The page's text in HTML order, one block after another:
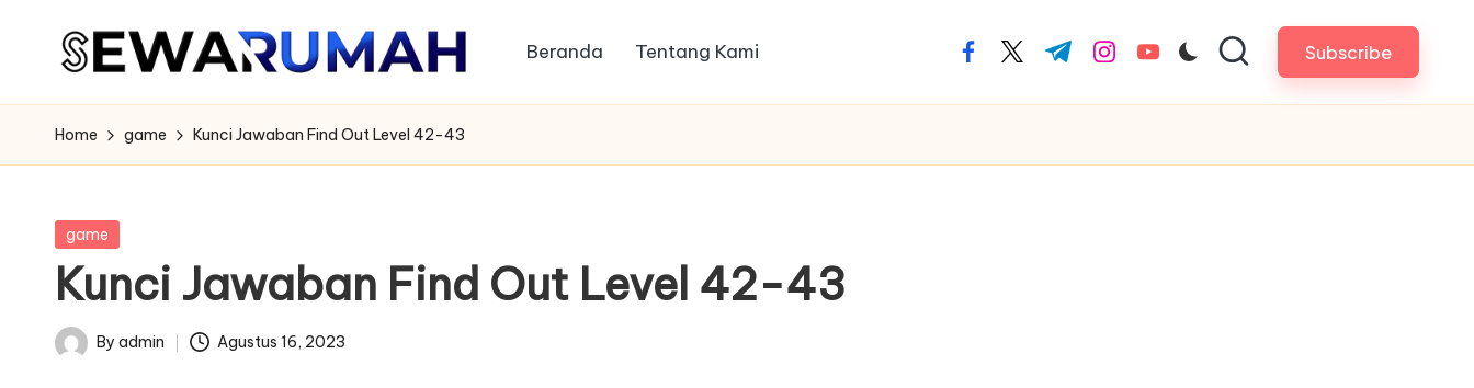
Beranda Tentang Kami facebook.com
twitter.com
t.me instagram.com
youtube.com Subscribe
Home game Kunci Jawaban Find Out Level 42-43
Posted
game
Kunci Jawaban Find Out Level 42-43
Posted
By admin Agustus 16, 2023